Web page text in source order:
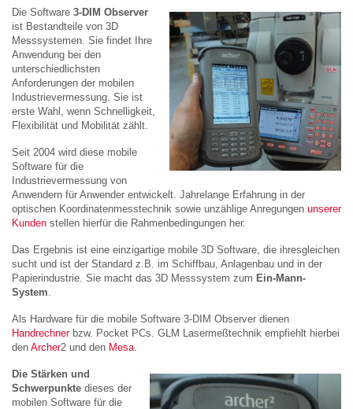
Die Software 3-DIM Observer
ist Bestandteile von 3D
Messsystemen. Sie findet Ihre
Anwendung bei den
unterschiedlichsten
Anforderungen der mobilen
Industrievermessung. Sie ist
erste Wahl, wenn Schnelligkeit,
Flexibilität und Mobilität zählt.
Seit 2004 wird diese mobile
Software für die
Industrievermessung von
Anwendern für Anwender entwickelt. Jahrelange Erfahrung in der
optischen Koordinatenmesstechnik sowie unzählige Anregungen unserer
Kunden stellen hierfür die Rahmenbedingungen her.
Das Ergebnis ist eine einzigartige mobile 3D Software, die ihresgleichen
sucht und ist der Standard z.B. im Schiffbau, Anlagenbau und in der
Papierindustrie. Sie macht das 3D Messsystem zum Ein-Mann-
System
Als Hardware für die mobile Software 3-DIM Observer dienen
Handrechnerbzw. Pocket PCs. GLM Lasermeßtechnik empfiehlt hierbei
den Archer2 und den Mesa
Die Stärken und
Schwerpunkte dieses der
mobilen Software für die